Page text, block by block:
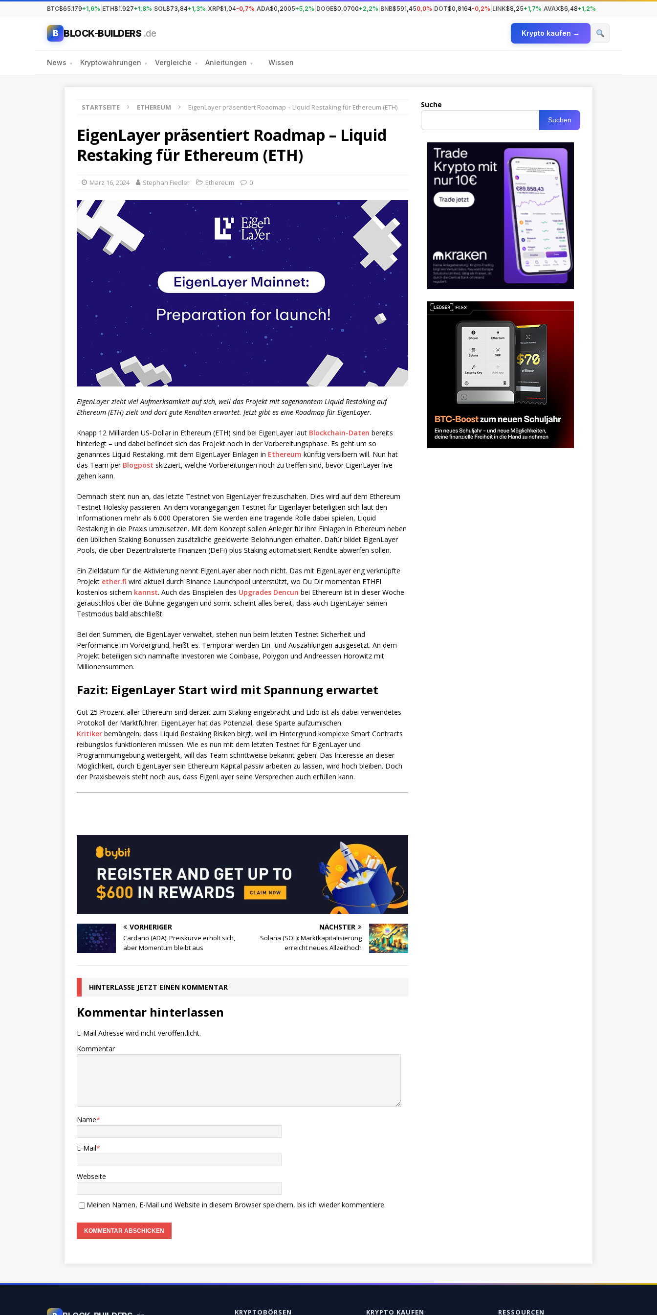
BTC$65.179+1,6% ETH$1.927+1,8% SOL$73,84+1,3% XRP$1,04-0,7% ADA$0,2005+5,2% DOGE$0,0700+2,2% BNB$591,450,0% DOT$0,8164-0,2% LINK$8,25+1,7% AVAX$6,48+1,2%
B BLOCK-BUILDERS .de Krypto kaufen →
News ▾ Kryptowährungen ▾ Vergleiche ▾ Anleitungen ▾ Wissen
STARTSEITE ETHEREUM EigenLayer präsentiert Roadmap – Liquid Restaking für Ethereum (ETH)
EigenLayer präsentiert Roadmap – Liquid
Restaking für Ethereum (ETH)
März 16, 2024 Stephan Fiedler Ethereum 0
EigenLayer zieht viel Aufmerksamkeit auf sich, weil das Projekt mit sogenanntem Liquid Restaking auf
Ethereum (ETH) zielt und dort gute Renditen erwartet. Jetzt gibt es eine Roadmap für EigenLayer.
Knapp 12 Milliarden US-Dollar in Ethereum (ETH) sind bei EigenLayer laut Blockchain-Daten bereits
hinterlegt – und dabei befindet sich das Projekt noch in der Vorbereitungsphase. Es geht um so
genanntes Liquid Restaking, mit dem EigenLayer Einlagen in Ethereum künftig versilbern will. Nun hat
das Team per Blogpost skizziert, welche Vorbereitungen noch zu treffen sind, bevor EigenLayer live
gehen kann.
Demnach steht nun an, das letzte Testnet von EigenLayer freizuschalten. Dies wird auf dem Ethereum
Testnet Holesky passieren. An dem vorangegangen Testnet für Eigenlayer beteiligten sich laut den
Informationen mehr als 6.000 Operatoren. Sie werden eine tragende Rolle dabei spielen, Liquid
Restaking in die Praxis umzusetzen. Mit dem Konzept sollen Anleger für ihre Einlagen in Ethereum neben
den üblichen Staking Bonussen zusätzliche geeldwerte Belohnungen erhalten. Dafür bildet EigenLayer
Pools, die über Dezentralisierte Finanzen (DeFi) plus Staking automatisiert Rendite abwerfen sollen.
Ein Zieldatum für die Aktivierung nennt EigenLayer aber noch nicht. Das mit EigenLayer eng verknüpfte
Projekt ether.fi wird aktuell durch Binance Launchpool unterstützt, wo Du Dir momentan ETHFI
kostenlos sichern kannst. Auch das Einspielen des Upgrades Dencun bei Ethereum ist in dieser Woche
geräuschlos über die Bühne gegangen und somit scheint alles bereit, dass auch EigenLayer seinen
Testmodus bald abschließt.
Bei den Summen, die EigenLayer verwaltet, stehen nun beim letzten Testnet Sicherheit und
Performance im Vordergrund, heißt es. Temporär werden Ein- und Auszahlungen ausgesetzt. An dem
Projekt beteiligen sich namhafte Investoren wie Coinbase, Polygon und Andreessen Horowitz mit
Millionensummen.
Fazit: EigenLayer Start wird mit Spannung erwartet
Gut 25 Prozent aller Ethereum sind derzeit zum Staking eingebracht und Lido ist als dabei verwendetes
Protokoll der Marktführer. EigenLayer hat das Potenzial, diese Sparte aufzumischen.
Kritiker bemängeln, dass Liquid Restaking Risiken birgt, weil im Hintergrund komplexe Smart Contracts
reibungslos funktionieren müssen. Wie es nun mit dem letzten Testnet für EigenLayer und
Programmumgebung weitergeht, will das Team schrittweise bekannt geben. Das Interesse an dieser
Möglichkeit, durch EigenLayer sein Ethereum Kapital passiv arbeiten zu lassen, wird hoch bleiben. Doch
der Praxisbeweis steht noch aus, dass EigenLayer seine Versprechen auch erfüllen kann.
VORHERIGER
Cardano (ADA): Preiskurve erholt sich,
aber Momentum bleibt aus
NÄCHSTER
Solana (SOL): Marktkapitalisierung
erreicht neues Allzeithoch
HINTERLASSE JETZT EINEN KOMMENTAR
Kommentar hinterlassen
E-Mail Adresse wird nicht veröffentlicht.
Kommentar
Name*
E-Mail*
Webseite
Meinen Namen, E-Mail und Website in diesem Browser speichern, bis ich wieder kommentiere.
Suche
Suchen
KRYPTOBÖRSEN KRYPTO KAUFEN RESSOURCEN